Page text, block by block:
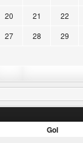
20 21 22
27 28 29
Gol